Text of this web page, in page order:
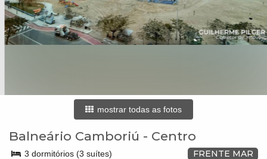
mostrar todas as fotos
Balneário Camboriú - Centro
FRENTE MAR
3 dormitórios (3 suítes)